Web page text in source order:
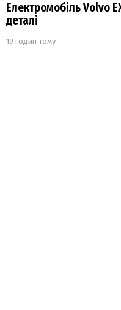
Електромобіль Volvo
деталі
19 годин тому